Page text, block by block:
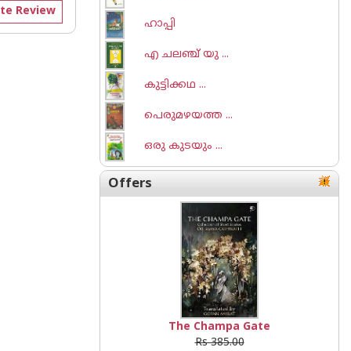
Review
ഹാപ്പി
എ ചലഞ്ച് യു ...
കുട്ടിക്കഥ ...
പെരുമഴയത്ത ...
ഒരു കുടയും ...
Offers
The Champa Gate
Rs 385.00